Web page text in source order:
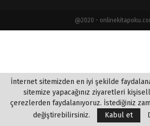
@2020 -
İnternet sitemizden en iyi şekilde
sitemize yapacağınız ziyaretleri
çerezlerden faydalanıyoruz. İstediğiniz
değiştirebilirsiniz.
Kabul et